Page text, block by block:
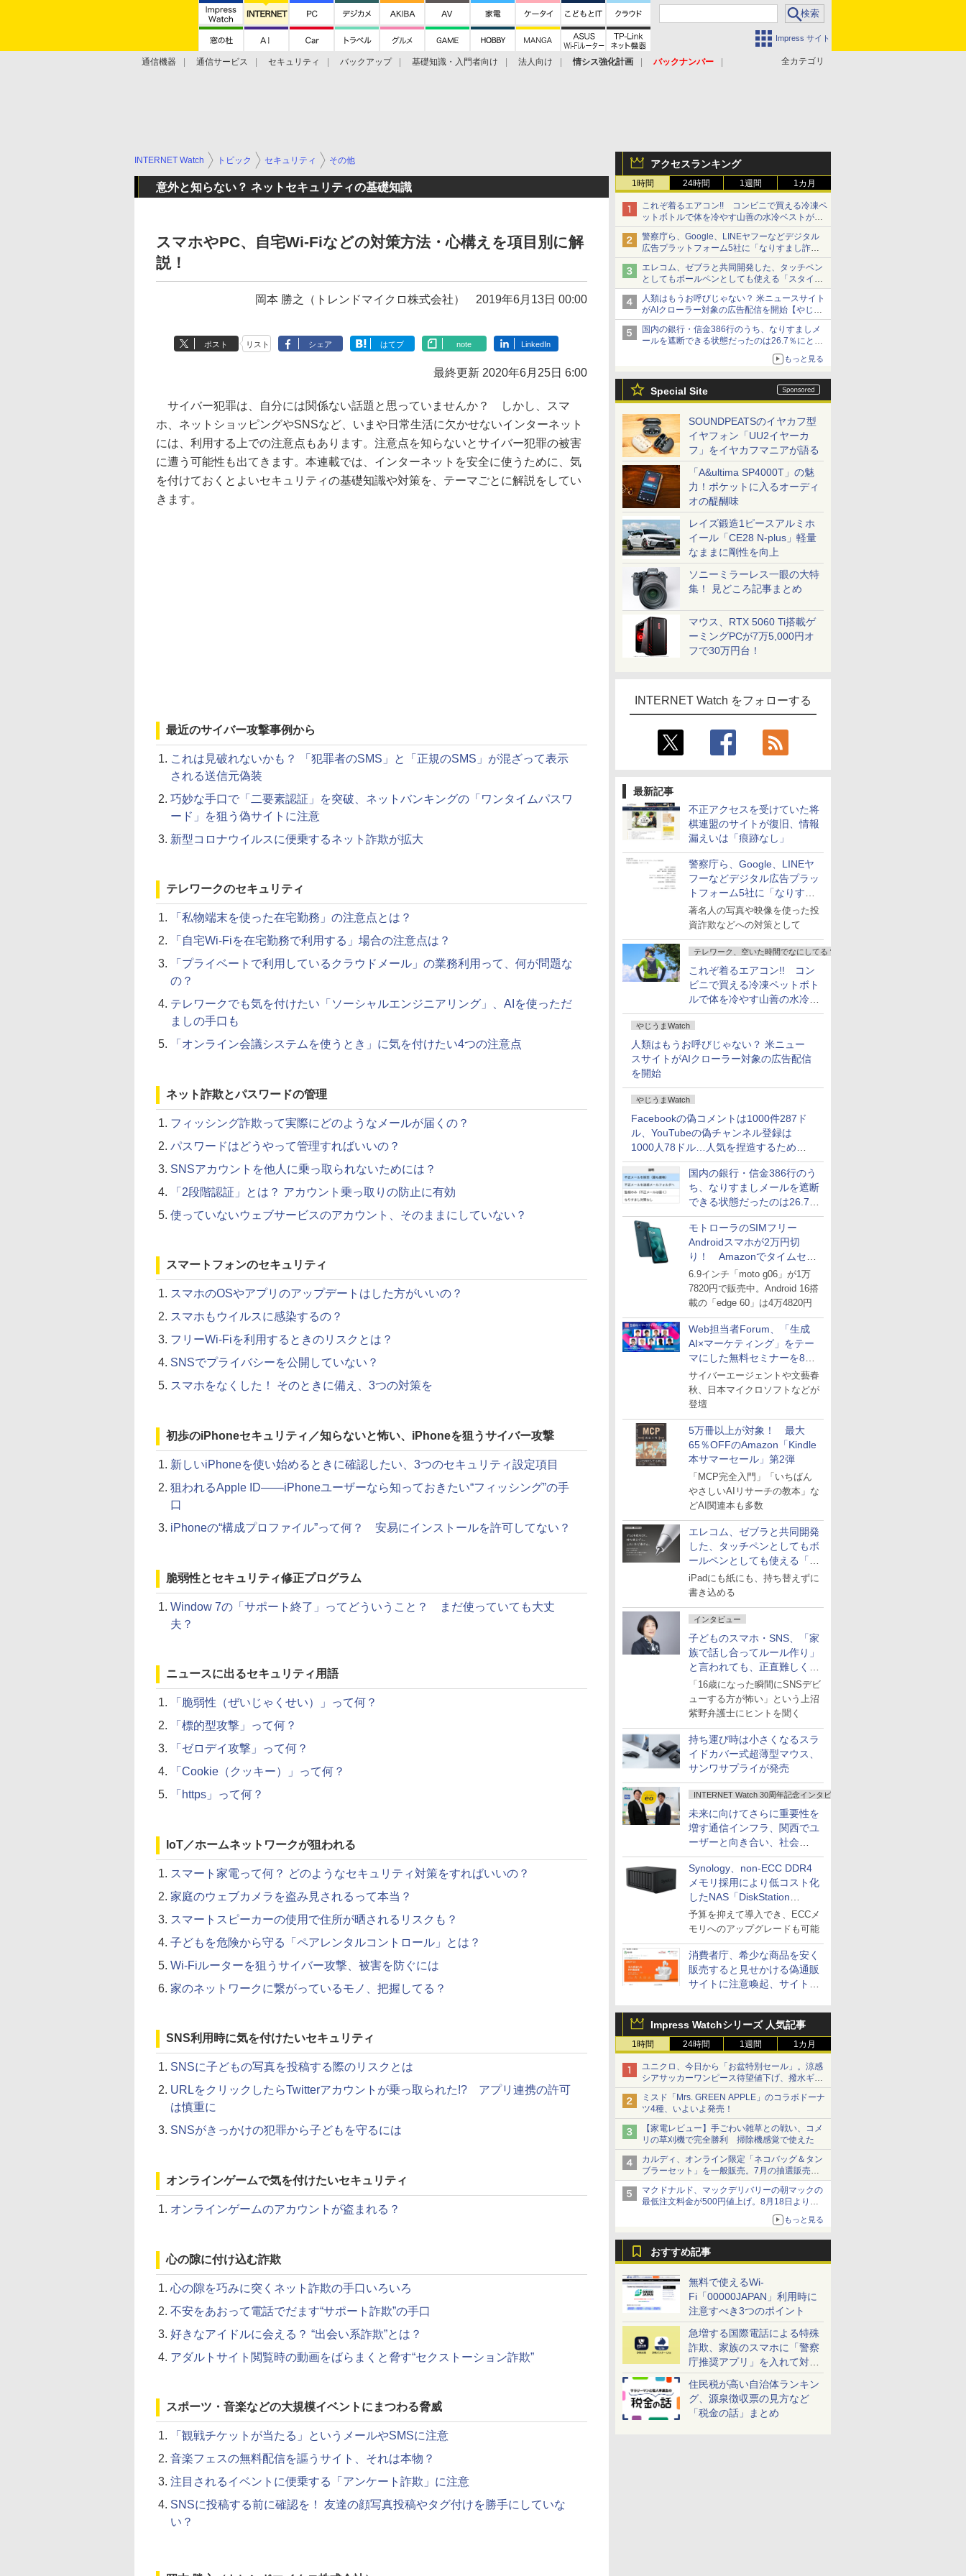
Impress サイト
全カテゴリ
通信機器 通信サービス セキュリティ バックアップ 基礎知識・入門者向け 法人向け 情シス強化計画
バックナンバー
アクセスランキング
1時間 24時間 1週間 1カ月
これぞ着るエアコン!! コンビニで買える冷凍ペ
ットボトルで体を冷やす山善の水冷ベストがロ
ードバイクにちょうどいい【ぼっち・ざ・ろー
ど！その14】【空いた時間でなにしてる？】
警察庁ら、Google、LINEヤフーなどデジタル
広告プラットフォーム5社に「なりすまし詐欺
広告」対策強化を要請 著名人の写真や映像を
使った投資詐欺などへの対策として
エレコム、ゼブラと共同開発した、タッチペン
としてもボールペンとしても使える「スタイラ
スツーウェイ」発売 iPadにも紙にも、持ち替
えずに書き込める
人類はもうお呼びじゃない？ 米ニュースサイト
がAIクローラー対象の広告配信を開始【やじう
まWatch】
国内の銀行・信金386行のうち、なりすましメ
ールを遮断できる状態だったのは26.7％にとど
まる～GMOブランドセキュリティ調査
もっと見る
Special Site
SOUNDPEATSのイヤカフ型
イヤフォン「UU2イヤーカ
フ」をイヤカフマニアが語る
「A&ultima SP4000T」の魅
力！ポケットに入るオーディ
オの醍醐味
レイズ鍛造1ピースアルミホ
イール「CE28 N-plus」軽量
なままに剛性を向上
ソニーミラーレス一眼の大特
集！ 見どころ記事まとめ
マウス、RTX 5060 Ti搭載ゲ
ーミングPCが7万5,000円オ
フで30万円台！
INTERNET Watch をフォローする
最新記事
不正アクセスを受けていた将
棋連盟のサイトが復旧、情報
漏えいは「痕跡なし」
警察庁ら、Google、LINEヤ
フーなどデジタル広告プラッ
トフォーム5社に「なりすま
し詐欺広告」対策強化を要請
著名人の写真や映像を使った投
資詐欺などへの対策として
テレワーク、空いた時間でなにしてる？
これぞ着るエアコン!! コン
ビニで買える冷凍ペットボト
ルで体を冷やす山善の水冷ベ
ストがロードバイクにちょう
どいい【ぼっち・ざ・ろー
ど！その14】
やじうまWatch
人類はもうお呼びじゃない？ 米ニュー
スサイトがAIクローラー対象の広告配信
を開始
やじうまWatch
Facebookの偽コメントは1000件287ド
ル、YouTubeの偽チャンネル登録は
1000人78ドル…人気を捏造するための
価格リストが公開中
国内の銀行・信金386行のう
ち、なりすましメールを遮断
できる状態だったのは26.7％
にとどまる～GMOブランド
セキュリティ調査
モトローラのSIMフリー
Androidスマホが2万円切
り！ Amazonでタイムセー
ル
6.9インチ「moto g06」が1万
7820円で販売中。Android 16搭
載の「edge 60」は4万4820円
Web担当者Forum、「生成
AI×マーケティング」をテー
マにした無料セミナーを8月
27日にオンライン開催
サイバーエージェントや文藝春
秋、日本マイクロソフトなどが
登壇
5万冊以上が対象！ 最大
65％OFFのAmazon「Kindle
本サマーセール」第2弾
「MCP完全入門」「いちばん
やさしいAIリサーチの教本」な
どAI関連本も多数
エレコム、ゼブラと共同開発
した、タッチペンとしてもボ
ールペンとしても使える「ス
タイラスツーウェイ」発売
iPadにも紙にも、持ち替えずに
書き込める
インタビュー
子どものスマホ・SNS、「家
族で話し合ってルール作り」
と言われても、正直難しくな
いですか？
「16歳になった瞬間にSNSデビ
ューする方が怖い」という上沼
紫野弁護士にヒントを聞く
持ち運び時は小さくなるスラ
イドカバー式超薄型マウス、
サンワサプライが発売
INTERNET Watch 30周年記念インタビュー
未来に向けてさらに重要性を
増す通信インフラ、関西でユ
ーザーと向き合い、社会
の“あたらしい”を起動し続け
る～オプテージ
Synology、non-ECC DDR4
メモリ採用により低コスト化
したNAS「DiskStation
neo+」シリーズ
予算を抑えて導入でき、ECCメ
モリへのアップグレードも可能
消費者庁、希少な商品を安く
販売すると見せかける偽通販
サイトに注意喚起、サイト名
Impress Watchシリーズ 人気記事
1時間 24時間 1週間 1カ月
ユニクロ、今日から「お盆特別セール」。涼感
シアサッカーワンピース待望値下げ、撥水ギア
ショーツは1990円に
ミスド「Mrs. GREEN APPLE」のコラボドーナ
ツ4種、いよいよ発売！
【家電レビュー】手ごわい雑草との戦い、コメ
リの草刈機で完全勝利 掃除機感覚で使えた
カルディ、オンライン限定「ネコバッグ＆タン
ブラーセット」を一般販売。7月の抽選販売の
当選無効分
マクドナルド、マックデリバリーの朝マックの
最低注文料金が500円値上げ。8月18日より
もっと見る
おすすめ記事
無料で使えるWi-
Fi「00000JAPAN」利用時に
注意すべき3つのポイント
急増する国際電話による特殊
詐欺、家族のスマホに「警察
庁推奨アプリ」を入れて対策
しよう！
住民税が高い自治体ランキン
グ、源泉徴収票の見方など
「税金の話」まとめ
INTERNET Watch トピック セキュリティ その他
意外と知らない？ ネットセキュリティの基礎知識
スマホやPC、自宅Wi-Fiなどの対策方法・心構えを項目別に解
説！
岡本 勝之（トレンドマイクロ株式会社） 2019年6月13日 00:00
ポスト リスト シェア はてブ note LinkedIn
最終更新 2020年6月25日 6:00
サイバー犯罪は、自分には関係ない話題と思っていませんか？ しかし、スマ
ホ、ネットショッピングやSNSなど、いまや日常生活に欠かせないインターネット
には、利用する上での注意点もあります。注意点を知らないとサイバー犯罪の被害
に遭う可能性も出てきます。本連載では、インターネットを安全に使うために、気
を付けておくとよいセキュリティの基礎知識や対策を、テーマごとに解説をしてい
きます。
最近のサイバー攻撃事例から
これは見破れないかも？ 「犯罪者のSMS」と「正規のSMS」が混ざって表示
される送信元偽装
巧妙な手口で「二要素認証」を突破、ネットバンキングの「ワンタイムパスワ
ード」を狙う偽サイトに注意
新型コロナウイルスに便乗するネット詐欺が拡大
テレワークのセキュリティ
「私物端末を使った在宅勤務」の注意点とは？
「自宅Wi-Fiを在宅勤務で利用する」場合の注意点は？
「プライベートで利用しているクラウドメール」の業務利用って、何が問題な
の？
テレワークでも気を付けたい「ソーシャルエンジニアリング」、AIを使っただ
ましの手口も
「オンライン会議システムを使うとき」に気を付けたい4つの注意点
ネット詐欺とパスワードの管理
フィッシング詐欺って実際にどのようなメールが届くの？
パスワードはどうやって管理すればいいの？
SNSアカウントを他人に乗っ取られないためには？
「2段階認証」とは？ アカウント乗っ取りの防止に有効
使っていないウェブサービスのアカウント、そのままにしていない？
スマートフォンのセキュリティ
スマホのOSやアプリのアップデートはした方がいいの？
スマホもウイルスに感染するの？
フリーWi-Fiを利用するときのリスクとは？
SNSでプライバシーを公開していない？
スマホをなくした！ そのときに備え、3つの対策を
初歩のiPhoneセキュリティ／知らないと怖い、iPhoneを狙うサイバー攻撃
新しいiPhoneを使い始めるときに確認したい、3つのセキュリティ設定項目
狙われるApple ID――iPhoneユーザーなら知っておきたい“フィッシング”の手
口
iPhoneの“構成プロファイル”って何？ 安易にインストールを許可してない？
脆弱性とセキュリティ修正プログラム
Window 7の「サポート終了」ってどういうこと？ まだ使っていても大丈
夫？
ニュースに出るセキュリティ用語
「脆弱性（ぜいじゃくせい）」って何？
「標的型攻撃」って何？
「ゼロデイ攻撃」って何？
「Cookie（クッキー）」って何？
「https」って何？
IoT／ホームネットワークが狙われる
スマート家電って何？ どのようなセキュリティ対策をすればいいの？
家庭のウェブカメラを盗み見されるって本当？
スマートスピーカーの使用で住所が晒されるリスクも？
子どもを危険から守る「ペアレンタルコントロール」とは？
Wi-Fiルーターを狙うサイバー攻撃、被害を防ぐには
家のネットワークに繋がっているモノ、把握してる？
SNS利用時に気を付けたいセキュリティ
SNSに子どもの写真を投稿する際のリスクとは
URLをクリックしたらTwitterアカウントが乗っ取られた!? アプリ連携の許可
は慎重に
SNSがきっかけの犯罪から子どもを守るには
オンラインゲームで気を付けたいセキュリティ
オンラインゲームのアカウントが盗まれる？
心の隙に付け込む詐欺
心の隙を巧みに突くネット詐欺の手口いろいろ
不安をあおって電話でだます“サポート詐欺”の手口
好きなアイドルに会える？ “出会い系詐欺”とは？
アダルトサイト閲覧時の動画をばらまくと脅す“セクストーション詐欺”
スポーツ・音楽などの大規模イベントにまつわる脅威
「観戦チケットが当たる」というメールやSMSに注意
音楽フェスの無料配信を謳うサイト、それは本物？
注目されるイベントに便乗する「アンケート詐欺」に注意
SNSに投稿する前に確認を！ 友達の顔写真投稿やタグ付けを勝手にしていな
い？